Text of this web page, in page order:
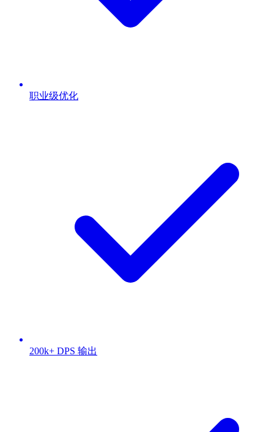
职业级优化
200k+ DPS 输出